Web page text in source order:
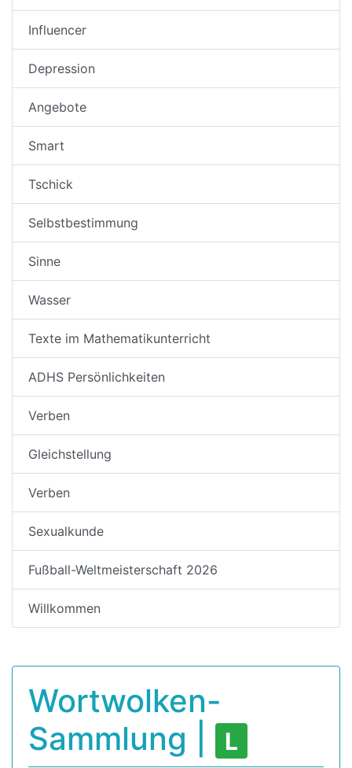
Influencer
Depression
Angebote
Smart
Tschick
Selbstbestimmung
Sinne
Wasser
Texte im Mathematikunterricht
ADHS Persönlichkeiten
Verben
Gleichstellung
Verben
Sexualkunde
Fußball-Weltmeisterschaft 2026
Willkommen
Wortwolken-
Sammlung |
L